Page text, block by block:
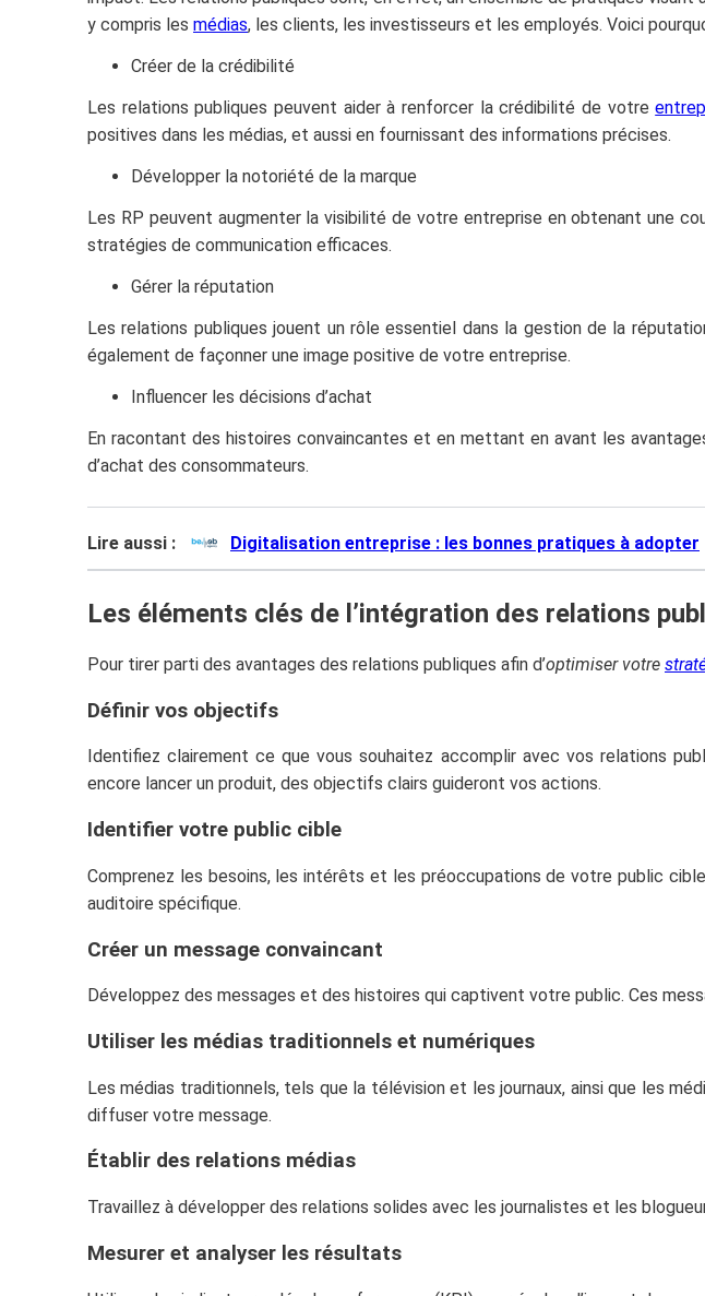
y compris les médias, les clients, les investisseurs et les employés. Voici
Créer de la crédibilité
Les relations publiques peuvent aider à renforcer la crédibilité de votre
positives dans les médias, et aussi en fournissant des informations précises.
Développer la notoriété de la marque
Les RP peuvent augmenter la visibilité de votre entreprise en obtenant une
stratégies de communication efficaces.
Gérer la réputation
Les relations publiques jouent un rôle essentiel dans la gestion de la
également de façonner une image positive de votre entreprise.
Influencer les décisions d’achat
En racontant des histoires convaincantes et en mettant en avant les
d’achat des consommateurs.
Lire aussi : Digitalisation entreprise : les bonnes pratiques à adopter
Les éléments clés de l’intégration des relations
Pour tirer parti des avantages des relations publiques afin d’optimiser votre
Définir vos objectifs
Identifiez clairement ce que vous souhaitez accomplir avec vos relations
encore lancer un produit, des objectifs clairs guideront vos actions.
Identifier votre public cible
Comprenez les besoins, les intérêts et les préoccupations de votre public
auditoire spécifique.
Créer un message convaincant
Développez des messages et des histoires qui captivent votre public. Ces
Utiliser les médias traditionnels et numériques
Les médias traditionnels, tels que la télévision et les journaux, ainsi que les
diffuser votre message.
Établir des relations médias
Travaillez à développer des relations solides avec les journalistes et les
Mesurer et analyser les résultats
Votre adresse